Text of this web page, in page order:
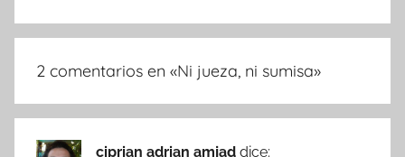
2 comentarios en «Ni jueza, ni sumisa»
ciprian adrian amjad dice: